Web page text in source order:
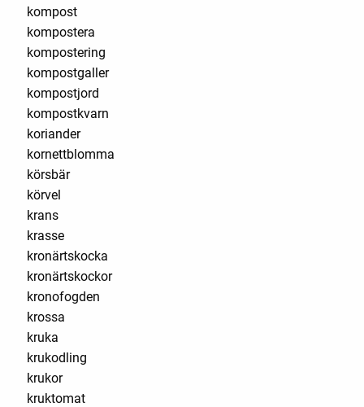
kompost
kompostera
kompostering
kompostgaller
kompostjord
kompostkvarn
koriander
kornettblomma
körsbär
körvel
krans
krasse
kronärtskocka
kronärtskockor
kronofogden
krossa
kruka
krukodling
krukor
kruktomat